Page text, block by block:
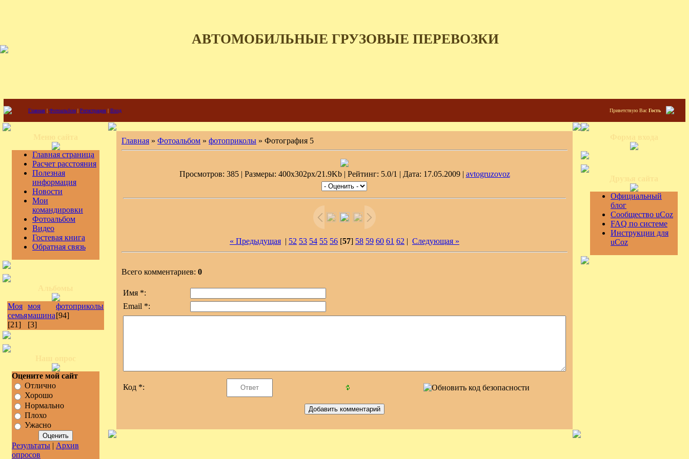
АВТОМОБИЛЬНЫЕ ГРУЗОВЫЕ ПЕРЕВОЗКИ
Главная | Фотоальбом | Регистрация | Вход Приветствую Вас Гость
Главная страница
Расчет расстояния
Полезная
информация
Новости
Мои
командировки
Фотоальбом
Видео
Гостевая книга
Обратная связь
Моя
семья
[21]
моя
машина
[3]
фотоприколы
[94]
Оцените мой сайт
Отлично
Хорошо
Нормально
Плохо
Ужасно
Результаты | Архив
опросов
Главная » Фотоальбом » фотоприколы » Фотография 5
Просмотров: 385 | Размеры: 400x302px/21.9Kb | Рейтинг: 5.0/1 | Дата: 17.05.2009 | avtogruzovoz
« Предыдущая | 52 53 54 55 56 [57] 58 59 60 61 62 | Следующая »
Всего комментариев: 0
Имя *:
Email *:
Код *:
Официальный
блог
Сообщество uCoz
FAQ по системе
Инструкции для
uCoz